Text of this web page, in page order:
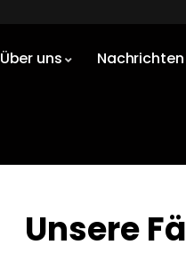
Über uns Nachrichten
Unsere